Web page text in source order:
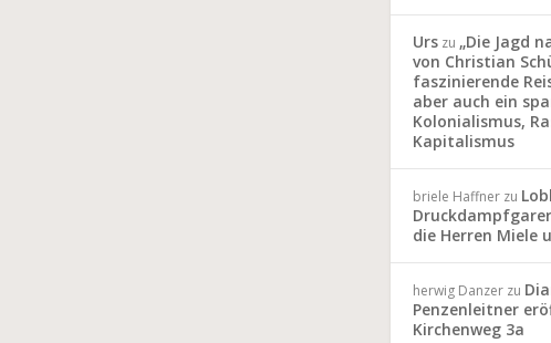
Urszu „Die Jagd
von Christian
faszinierende
aber auch ein
Kolonialismus,
Kapitalismus
briele Haffnerzu
die Herren Miele
herwig Danzerzu
Penzenleitner
Kirchenweg 3a